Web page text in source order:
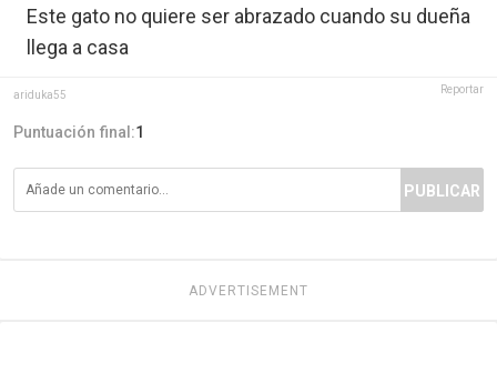
Este gato no quiere ser abrazado cuando su dueña
llega a casa
ariduka55 Reportar
Puntuación final:1
PUBLICAR
ADVERTISEMENT